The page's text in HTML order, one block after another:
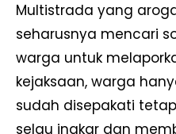
Multistrada yang
seharusnya mencari
warga untuk
kejaksaan, warga
sudah disepakati
selau ingkar dan